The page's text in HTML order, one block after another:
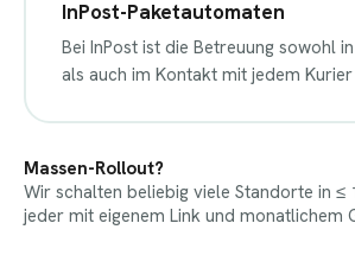
InPost-Paketautomaten
Bei InPost ist die Betreuung sowohl
als auch im Kontakt mit jedem
Massen-Rollout?
Wir schalten beliebig viele Standorte in ≤
jeder mit eigenem Link und monatlichem